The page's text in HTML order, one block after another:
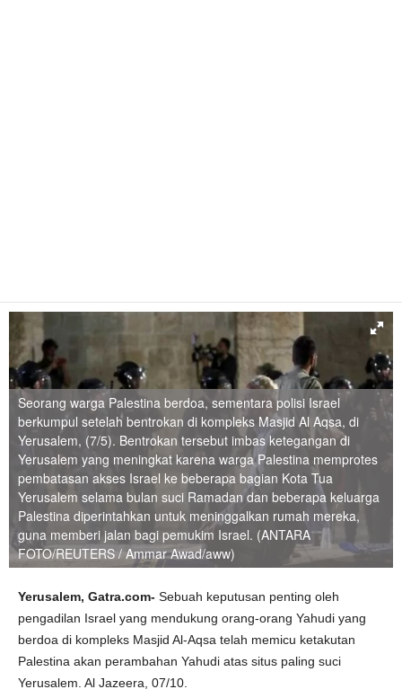
Seorang warga Palestina berdoa, sementara polisi Israel
berkumpul setelah bentrokan di kompleks Masjid Al Aqsa, di
Yerusalem, (7/5). Bentrokan tersebut imbas ketegangan di
Yerusalem yang meningkat karena warga Palestina memprotes
pembatasan akses Israel ke beberapa bagian Kota Tua
Yerusalem selama bulan suci Ramadan dan beberapa keluarga
Palestina diperintahkan untuk meninggalkan rumah mereka,
guna memberi jalan bagi pemukim Israel. (ANTARA
FOTO/REUTERS / Ammar Awad/aww)
Yerusalem, Gatra.com- Sebuah keputusan penting oleh
pengadilan Israel yang mendukung orang-orang Yahudi yang
berdoa di kompleks Masjid Al-Aqsa telah memicu ketakutan
Palestina akan perambahan Yahudi atas situs paling suci
Yerusalem. Al Jazeera, 07/10.